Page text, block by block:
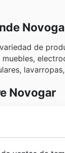
de
Novogar